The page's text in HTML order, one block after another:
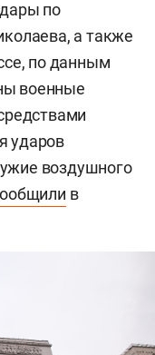
по
а также
по данным
военные
ударов
воздушного
в